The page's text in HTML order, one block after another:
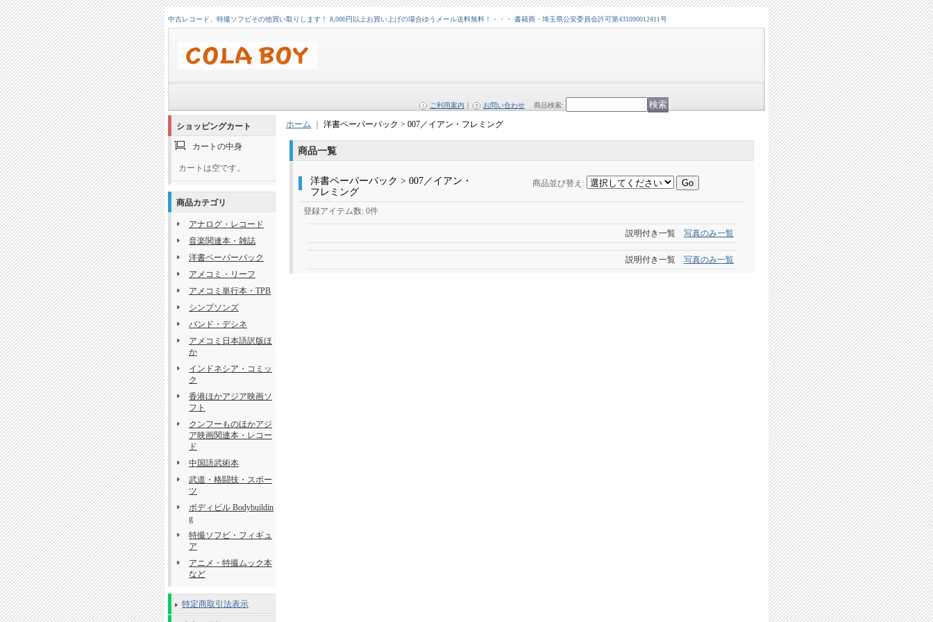
中古レコード、特撮ソフビその他買い取りします！ 8,000円以上お買い上げの場合ゆうメール送料無料！・・・ 書籍商・埼玉県公安委員会許可第431090012411号
ご利用案内 お問い合わせ 商品検索:
ショッピングカート
カートの中身
カートは空です。
商品カテゴリ
アナログ・レコード
音楽関連本・雑誌
洋書ペーパーバック
アメコミ・リーフ
アメコミ単行本・TPB
シンプソンズ
バンド・デシネ
アメコミ日本語訳版ほ
か
インドネシア・コミッ
ク
香港ほかアジア映画ソ
フト
クンフーものほかアジ
ア映画関連本・レコー
ド
中国語武術本
武道・格闘技・スポー
ツ
ボディビル Bodybuildin
g
特撮ソフビ・フィギュ
ア
アニメ・特撮ムック本
など
特定商取引法表示
ホーム 洋書ペーパーバック > 007／イアン・フレミング
商品一覧
洋書ペーパーバック > 007／イアン・
フレミング
商品並び替え :
登録アイテム数: 0件
説明付き一覧 写真のみ一覧
説明付き一覧 写真のみ一覧